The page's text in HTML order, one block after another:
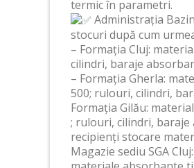
termic în parametri.
Administrația
stocuri după cum
– Formația Cluj:
cilindri, baraje
– Formația Gherla:
500; rulouri, cilindri,
Formația Gilău:
; rulouri, cilindri,
recipienți stocare
Magazie sediu SGA